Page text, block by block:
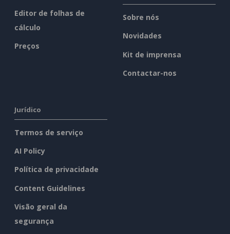
Editor de folhas de
cálculo
Preços
Sobre nós
Novidades
Kit de imprensa
Contactar-nos
Jurídico
Termos de serviço
AI Policy
Política de privacidade
Content Guidelines
Visão geral da
segurança